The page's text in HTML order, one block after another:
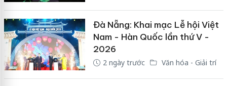
Đà Nẵng: Khai mạc Lễ hội Việt
Nam - Hàn Quốc lần thứ V -
2026
2 ngày trước Văn hóa - Giải trí